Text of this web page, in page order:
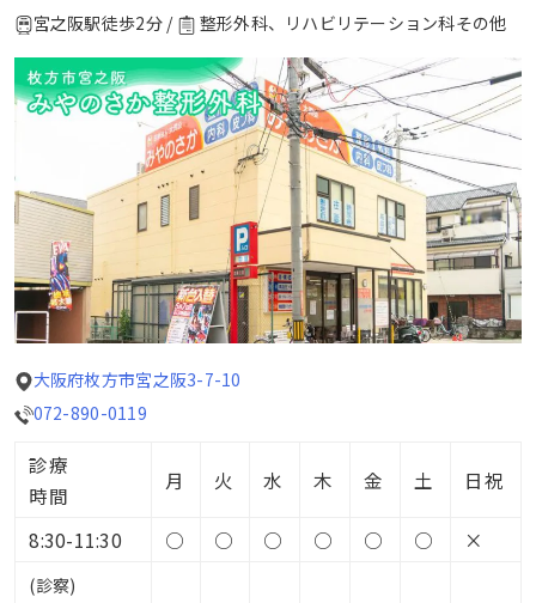
宮之阪駅徒歩2分 / 整形外科、リハビリテーション科その他
大阪府枚方市宮之阪3-7-10
072-890-0119
診療
時間
月 火 水 木 金 土 日祝
8:30-11:30 ○ ○ ○ ○ ○ ○ ×
(診察)